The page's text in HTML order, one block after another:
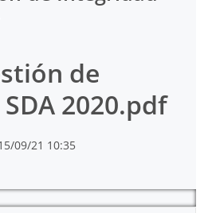
de
2020.pdf
09/21 10:35